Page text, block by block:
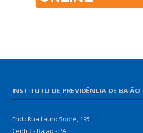
INSTITUTO DE PREVIDÊNCIA DE BAIÃO
End.: Rua Lauro Sodré, 195
Centro - Baião - PA